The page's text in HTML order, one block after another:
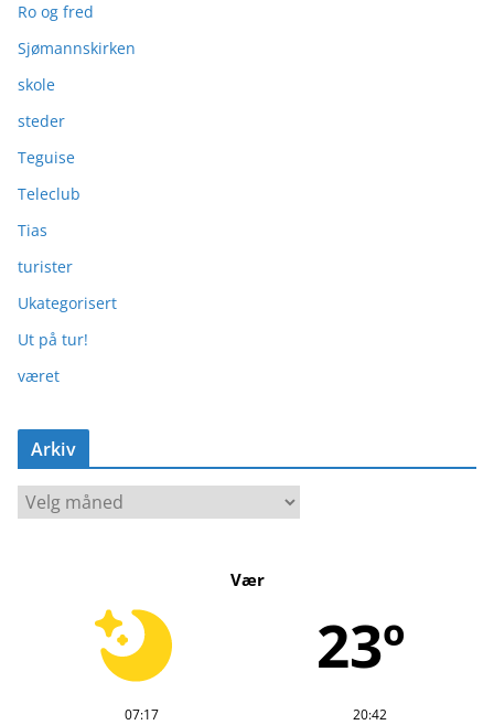
Ro og fred
Sjømannskirken
skole
steder
Teguise
Teleclub
Tias
turister
Ukategorisert
Ut på tur!
været
Arkiv
A
Vær
23º
07:17
20:42